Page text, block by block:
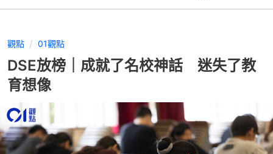
觀點 01觀點
DSE放榜｜成就了名校神話 迷失了教
育想像